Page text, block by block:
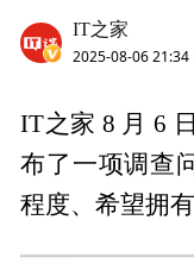
IT之家
2025-08-06 21:34
IT之家 8 月 6
布了一项调查
程度、希望拥